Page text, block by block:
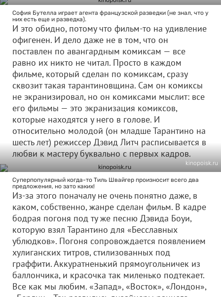
София Бутелла играет агента французской разведки (не знал, что у
них есть еще и разведка).
И это обидно, потому что фильм-то на удивление
офигенен. И дело даже не в том, что он
поставлен по авангардным комиксам — все
равно их никто не читал. Просто в каждом
фильме, который сделан по комиксам, сразу
сквозит такая тарантиновщина. Сам он комиксы
не экранизировал, но он комиксами мыслит: все
его фильмы — это экранизация комиксов,
которые находятся у него в голове. И
относительно молодой (он младше Тарантино на
шесть лет) режиссер Дэвид Литч расписывается в
любви к мастеру буквально с первых кадров.
kinopoisk.ru
Суперпопулярный когда-то Тиль Швайгер произносит всего два
предложения, но зато каких!
Из-за этого поначалу не очень понятно даже, в
каком, собственно, жанре сделан фильм. В кадре
бодрая погоня под ту же песню Дэвида Боуи,
которую взял Тарантино для «Бесславных
ублюдков». Погоня сопровождается появлением
хулиганских титров, стилизованных под
граффити. Аккуратненький прямоугольничек из
баллончика, и красочка так миленько подтекает.
Все как мы любим. «Запад», «Восток», «Лондон»,